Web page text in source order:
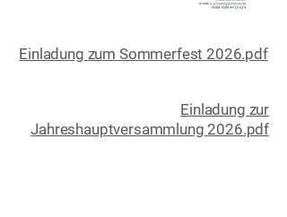
Einladung zum Sommerfest 2026.pdf
Einladung zur
Jahreshauptversammlung 2026.pdf